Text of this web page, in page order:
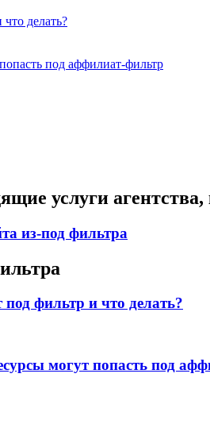
делать?
под аффилиат-фильтр
услуги
из-под фильтра
фильтр и что делать?
могут попасть под